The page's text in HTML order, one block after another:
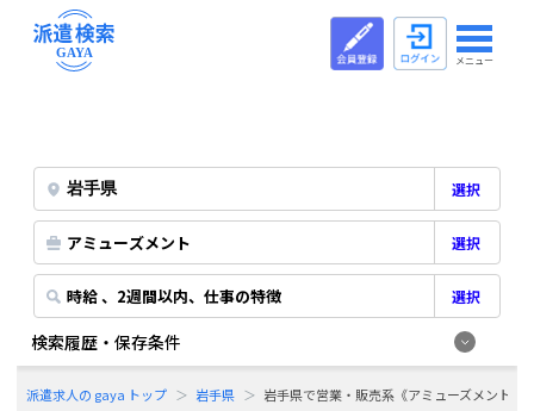
メニュー
選択
アミューズメント 選択
時給 、2週間以内、仕事の特徴 選択
検索履歴・保存条件
派遣求人の gaya トップ 岩手県 岩手県で営業・販売系《アミューズメント》